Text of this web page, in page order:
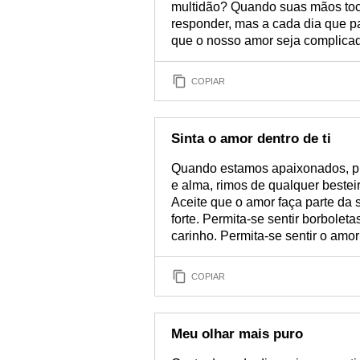
multidão? Quando suas mãos
responder, mas a cada dia que
que o nosso amor seja
COPIAR
Sinta o amor dentro de ti
Quando estamos apaixonados,
e alma, rimos de qualquer
Aceite que o amor faça parte da
forte. Permita-se sentir
carinho. Permita-se sentir o
COPIAR
Meu olhar mais puro